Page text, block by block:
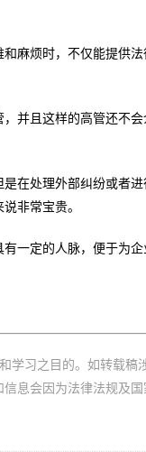
麻烦时，不仅能提供
并且这样的高管还不会
在处理外部纠纷或者
非常宝贵。
一定的人脉，便于为
学习之目的。如转载稿
息会因为法律法规及